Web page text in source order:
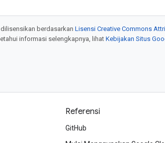
berdasarkan Lisensi Creative Commons
informasi selengkapnya, lihatKebijakan Situs
Referensi
GitHub